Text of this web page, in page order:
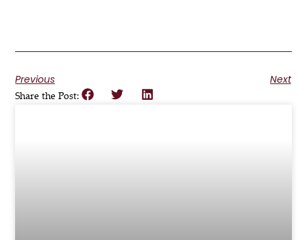
Previous Next
Share the Post: